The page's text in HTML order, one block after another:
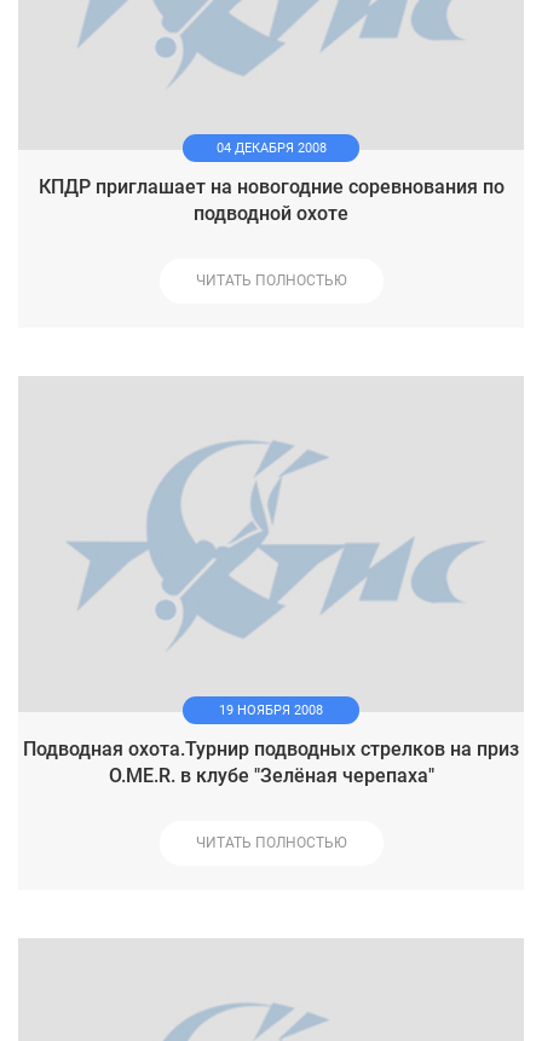
04 ДЕКАБРЯ 2008
КПДР приглашает на новогодние соревнования по
подводной охоте
ЧИТАТЬ ПОЛНОСТЬЮ
19 НОЯБРЯ 2008
Подводная охота.Турнир подводных стрелков на приз
O.ME.R. в клубе "Зелёная черепаха"
ЧИТАТЬ ПОЛНОСТЬЮ